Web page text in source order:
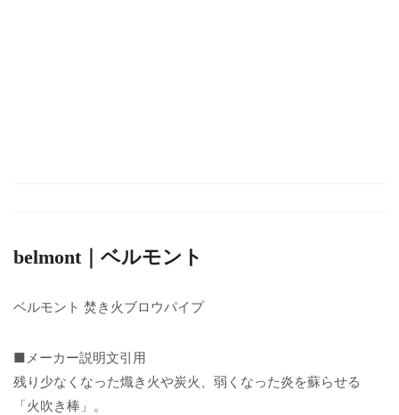
belmont｜ベルモント
ベルモント 焚き火ブロウパイプ
■メーカー説明文引用
残り少なくなった熾き火や炭火、弱くなった炎を蘇らせる
「火吹き棒」。